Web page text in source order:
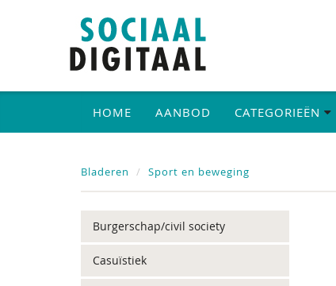
HOME AANBOD CATEGORIEËN
Bladeren Sport en beweging
Burgerschap/civil society
Casuïstiek